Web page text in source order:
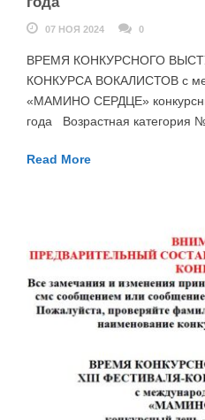
07 НОЯ 2024 0
ВРЕМЯ КОНКУРСНОГО
КОНКУРСА ВОКАЛИСТОВ с
«МАМИНО СЕРДЦЕ»
года Возрастная категория
Read More